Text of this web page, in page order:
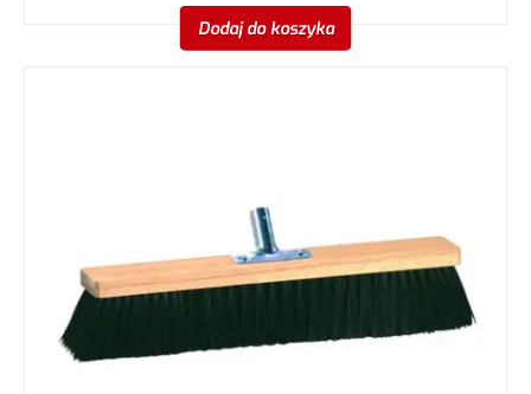
Dodaj do koszyka